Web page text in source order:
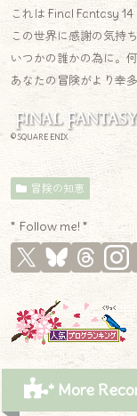
これは Final Fantasy 14
この世界に感謝の気持
いつかの誰かの為に。
あなたの冒険がより幸
© SQUARE ENIX
冒険の知恵
* Follow me! *
* More